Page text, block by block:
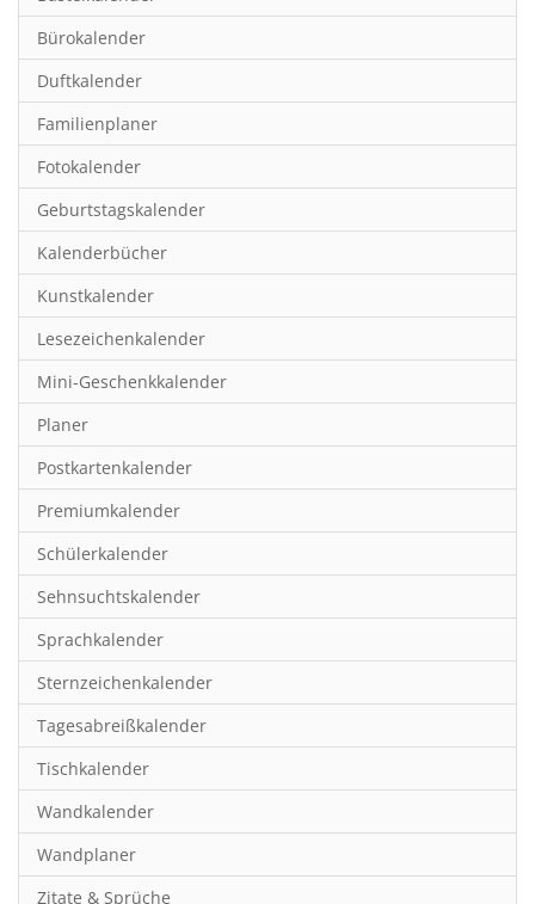
Familienplaner
Fantasy
Film
Fotokunst
Frauen
Fußball
Gaming
Geburtstagskalender
Geschichte
Hobby & Basteln
Humor & Cartoon
Inspiration & Entspannung
Inspiration & Spiritualität
Kinderkalender
Kunst
Länder & Städte
Landschaft & Natur
Lifestyle
Literatur
Manga & Animé
Neutrale Kalender
Bürokalender
Duftkalender
Familienplaner
Fotokalender
Geburtstagskalender
Kalenderbücher
Kunstkalender
Lesezeichenkalender
Mini-Geschenkkalender
Planer
Postkartenkalender
Premiumkalender
Schülerkalender
Sehnsuchtskalender
Sprachkalender
Sternzeichenkalender
Tagesabreißkalender
Tischkalender
Wandkalender
Wandplaner
Zitate & Sprüche